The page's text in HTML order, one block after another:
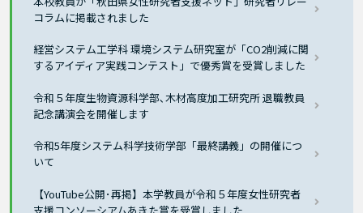
コラムに掲載されました
経営システム工学科 環境システム研究室が「CO2削減に関
するアイディア実践コンテスト」で優秀賞を受賞しました
令和５年度生物資源科学部､木材高度加工研究所 退職教員
記念講演会を開催します
令和5年度システム科学技術学部「最終講義」の開催につ
いて
【YouTube公開･再掲】本学教員が令和５年度女性研究者